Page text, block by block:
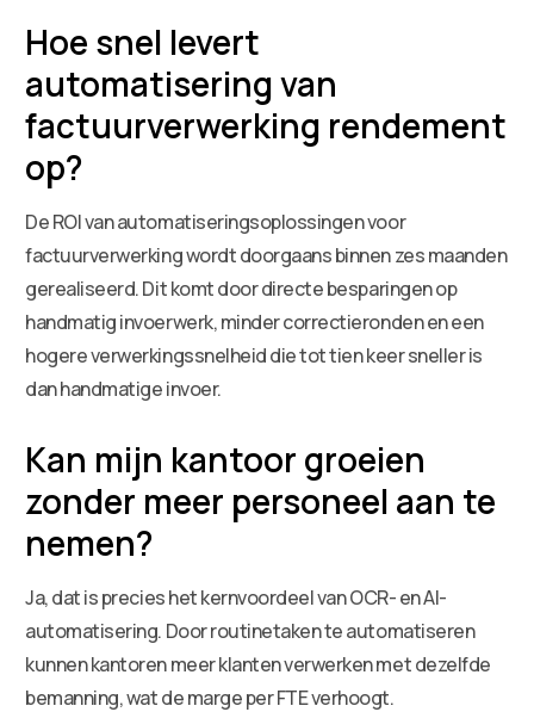
Hoe snel levert
automatisering van
factuurverwerking rendement
op?
De ROI van automatiseringsoplossingen voor
factuurverwerking wordt doorgaans binnen zes maanden
gerealiseerd. Dit komt door directe besparingen op
handmatig invoerwerk, minder correctieronden en een
hogere verwerkingssnelheid die tot tien keer sneller is
dan handmatige invoer.
Kan mijn kantoor groeien
zonder meer personeel aan te
nemen?
Ja, dat is precies het kernvoordeel van OCR- en AI-
automatisering. Door routinetaken te automatiseren
kunnen kantoren meer klanten verwerken met dezelfde
bemanning, wat de marge per FTE verhoogt.